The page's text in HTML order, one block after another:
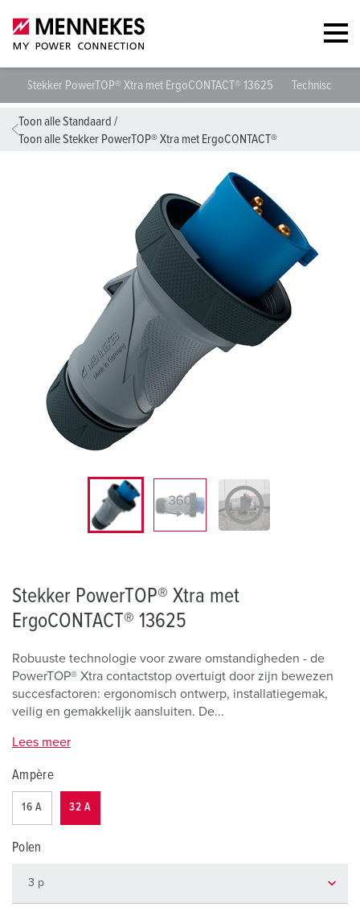
Stekker PowerTOP® Xtra met ErgoCONTACT® 13625 Technische
Toon alle Standaard /
Toon alle Stekker PowerTOP® Xtra met ErgoCONTACT®
Stekker PowerTOP® Xtra met
ErgoCONTACT® 13625
Robuuste technologie voor zware omstandigheden - de
PowerTOP® Xtra contactstop overtuigt door zijn bewezen
succesfactoren: ergonomisch ontwerp, installatiegemak,
veilig en gemakkelijk aansluiten. De...
Lees meer
Ampère
16 A 32 A
Polen